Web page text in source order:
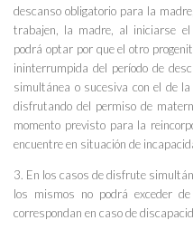
descanso obligatorio para la
trabajen, la madre, al iniciarse el
podrá optar por que el otro
ininterrumpida del período de
simultánea o sucesiva con el de
disfrutando del permiso de
momento previsto para la
encuentre en situación de
3. En los casos de disfrute
los mismos no podrá exceder
correspondan en caso de